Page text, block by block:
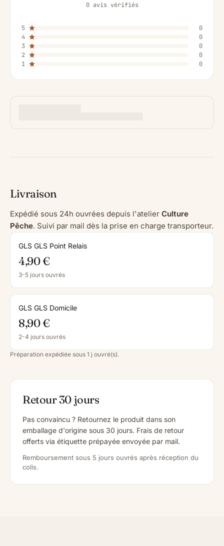
0 avis vérifiés
5
0
4
0
3
0
2
0
1
0
Livraison
Expédié sous 24h ouvrées depuis l'atelier Culture
Pêche. Suivi par mail dès la prise en charge transporteur.
GLS GLS Point Relais
4,90 €
3-5 jours ouvrés
GLS GLS Domicile
8,90 €
2-4 jours ouvrés
Préparation expédiée sous 1 j ouvré(s).
Retour 30 jours
Pas convaincu ? Retournez le produit dans son
emballage d'origine sous 30 jours. Frais de retour
offerts via étiquette prépayée envoyée par mail.
Remboursement sous 5 jours ouvrés après réception du
colis.